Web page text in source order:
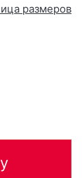
размеров